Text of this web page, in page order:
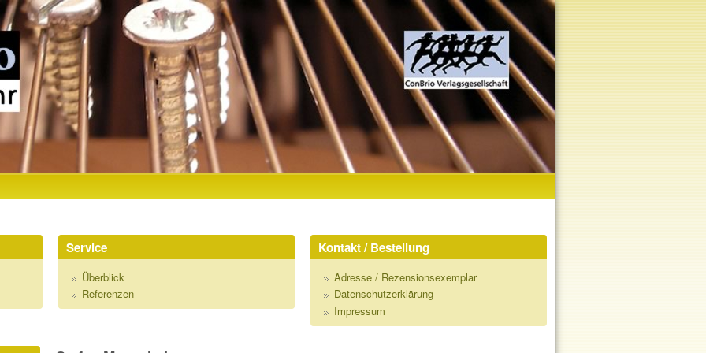
Direkt zum Inhalt
Service
Überblick
Referenzen
Kontakt / Bestellung
Adresse / Rezensionsexemplar
Datenschutzerklärung
Impressum